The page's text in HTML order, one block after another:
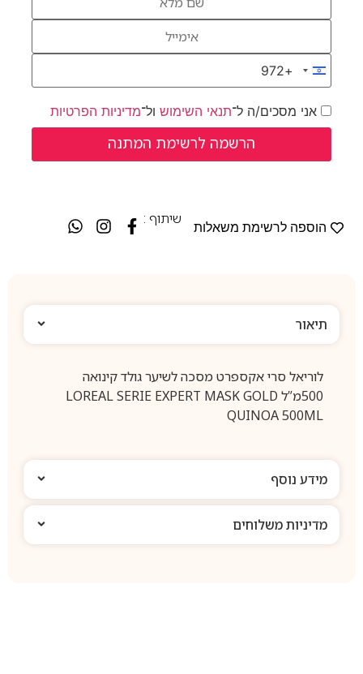
Israel +972
+972
אני מסכים/ה ל־תנאי השימושול־מדיניות הפרטיות
הוספה לרשימת משאלות
שיתוף :
תיאור
לוריאל סרי אקספרט מסכה לשיער גולד קינואה
500מ”ל LOREAL SERIE EXPERT MASK GOLD
QUINOA 500ML
מידע נוסף
מדיניות משלוחים